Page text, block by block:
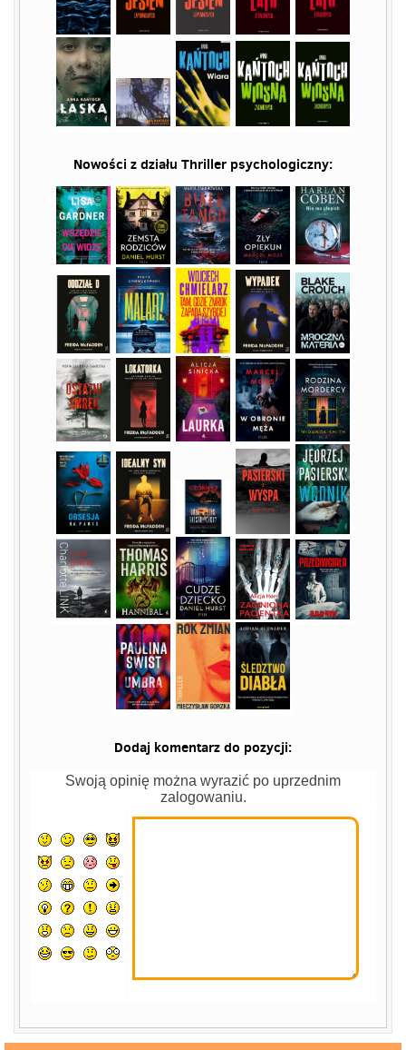
Nowości z działu Thriller psychologiczny:
Dodaj komentarz do pozycji:
Swoją opinię można wyrazić po uprzednim
zalogowaniu.